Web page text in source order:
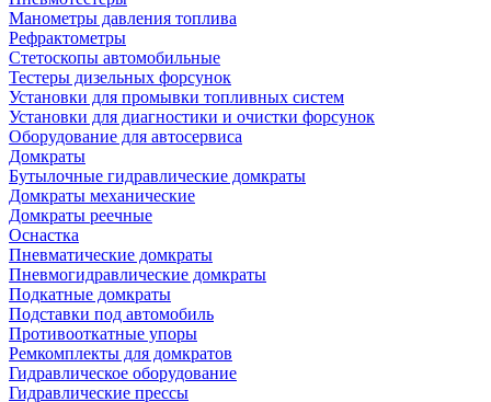
Манометры давления топлива
Рефрактометры
Стетоскопы автомобильные
Тестеры дизельных форсунок
Установки для промывки топливных систем
Установки для диагностики и очистки форсунок
Оборудование для автосервиса
Домкраты
Бутылочные гидравлические домкраты
Домкраты механические
Домкраты реечные
Оснастка
Пневматические домкраты
Пневмогидравлические домкраты
Подкатные домкраты
Подставки под автомобиль
Противооткатные упоры
Ремкомплекты для домкратов
Гидравлическое оборудование
Гидравлические прессы